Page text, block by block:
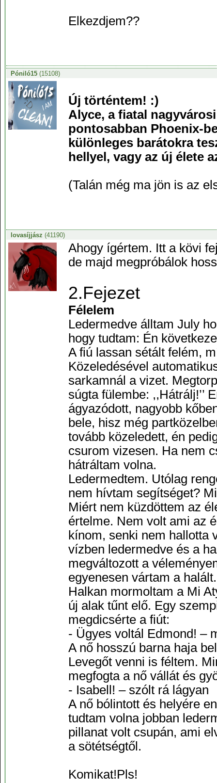
Elkezdjem??
Póniló15(15108)
Új történtem! :)
Alyce, a fiatal
pontosabban Phoenix-
különleges barátokra
hellyel, vagy az új élete
(Talán még ma jön is az
lovasíjjász (41190)
Ahogy ígértem. Itt a kövi
de majd megpróbálok
2.Fejezet
Félelem
Ledermedve álltam July
hogy tudtam: Én
A fiú lassan sétált felém,
Közeledésével
sarkamnál a vizet.
súgta fülembe: ,,Hátrálj!’’
ágyazódott, nagyobb
bele, hisz még
tovább közeledett, én
csurom vizesen. Ha nem
hátráltam volna.
Ledermedtem. Utólag
nem hívtam segítséget?
Miért nem küzdöttem az
értelme. Nem volt ami az
kínom, senki nem hallotta
vízben ledermedve és a
megváltozott a
egyenesen vártam a
Halkan mormoltam a Mi
új alak tűnt elő. Egy
megdicsérte a fiút:
- Ügyes voltál Edmond! –
A nő hosszú barna haja
Levegőt venni is féltem.
megfogta a nő vállát és
- Isabell! – szólt rá lágyan
A nő bólintott és helyére
tudtam volna jobban
pillanat volt csupán, ami
a sötétségtől.
Komikat!Pls!